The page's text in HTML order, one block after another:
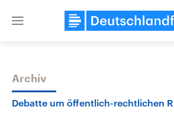
Close
Themen
Archiv
Debatte um öffentlich-rechtlichen